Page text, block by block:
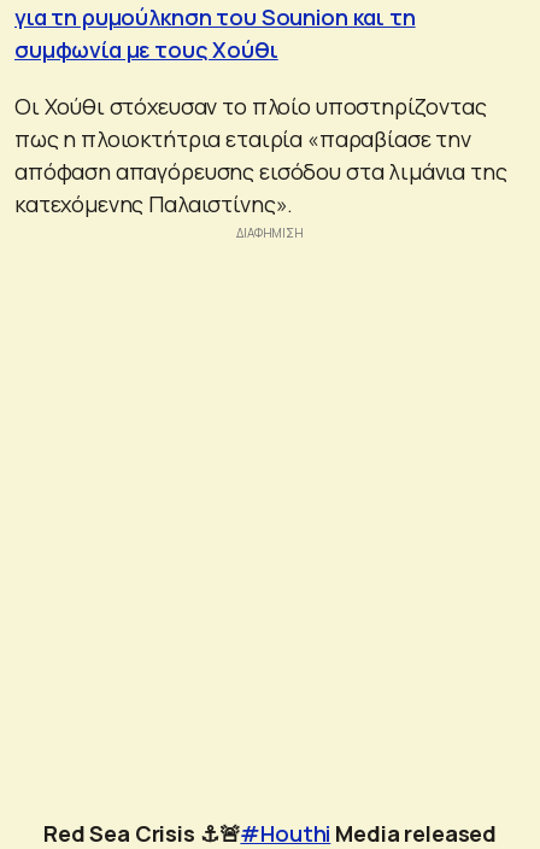
για τη ρυμούλκηση του Sounion και τη
συμφωνία με τους Χούθι
Οι Χούθι στόχευσαν το πλοίο υποστηρίζοντας
πως η πλοιοκτήτρια εταιρία «παραβίασε την
απόφαση απαγόρευσης εισόδου στα λιμάνια της
κατεχόμενης Παλαιστίνης».
Red Sea Crisis ⚓️🚨#Houthi Media released